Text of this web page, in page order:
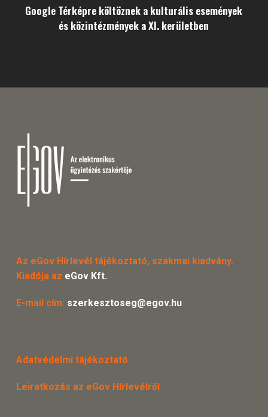
Google Térképre költöznek a kulturális események
és közintézmények a XI. kerületben
Az eGov Hírlevél tájékoztató, szakmai kiadvány.
Kiadója az eGov Kft.
E-mail cím: szerkesztoseg@egov.hu
Adatvédelmi tájékoztató
Leiratkozás az eGov Hírlevélről